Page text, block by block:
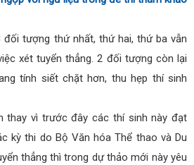
đối tượng thứ nhất, thứ hai, thứ ba vẫn
xét tuyển thẳng. 2 đối tượng còn lại
tính siết chặt hơn, thu hẹp thí sinh
thay vì trước đây các thí sinh này đạt
kỳ thi do Bộ Văn hóa Thể thao và Du
thẳng thì trong dự thảo mới này yêu